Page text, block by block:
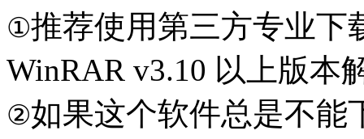
①推荐使用第三方专业下
WinRAR v3.10 以上版本
②如果这个软件总是不能